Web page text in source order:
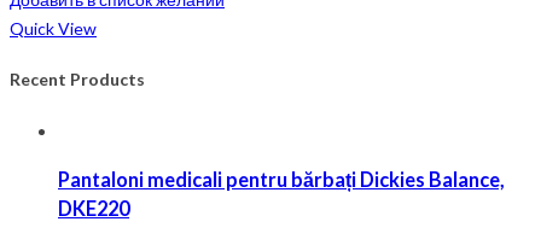
Quick View
Recent Products
Pantaloni medicali pentru bărbați Dickies Balance,
DKE220